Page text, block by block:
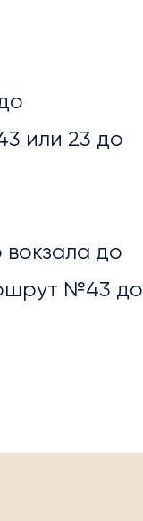
или 23 до
до
№43 до